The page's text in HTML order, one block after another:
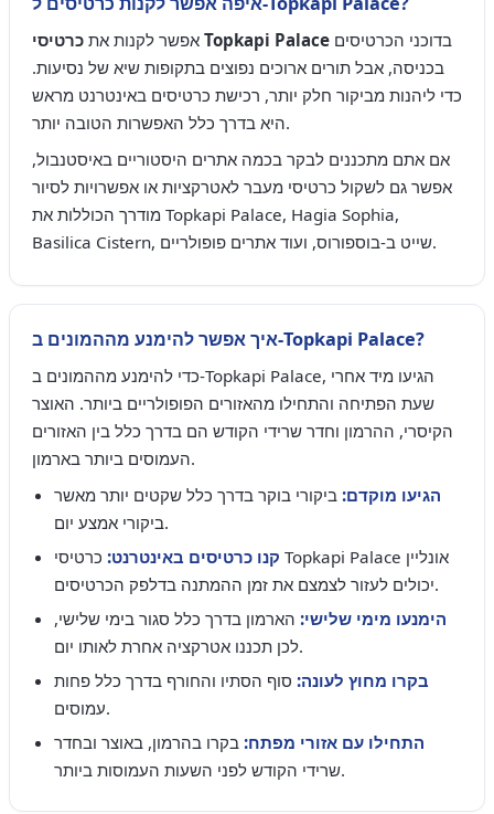
אפשר לקנות את כרטיסי Topkapi Palace
בכניסה, אבל תורים ארוכים נפוצים בתקופות שיא של נסיעות.
כדי ליהנות מביקור חלק יותר, רכישת כרטיסים באינטרנט מראש
היא בדרך כלל האפשרות הטובה יותר.
אם אתם מתכננים לבקר בכמה אתרים היסטוריים באיסטנבול,
אפשר גם לשקול כרטיסי מעבר לאטרקציות או אפשרויות לסיור
מודרך הכוללות את Topkapi Palace, Hagia Sophia,
Basilica Cistern, שייט ב-בוספורוס, ועוד אתרים פופולריים.
איך אפשר להימנע מההמונים ב-Topkapi Palace?
כדי להימנע מההמונים ב-Topkapi Palace, הגיעו מיד אחרי
שעת הפתיחה והתחילו מהאזורים הפופולריים ביותר. האוצר
הקיסרי, ההרמון וחדר שרידי הקודש הם בדרך כלל בין האזורים
העמוסים ביותר בארמון.
הגיעו מוקדם: ביקורי בוקר בדרך כלל שקטים יותר מאשר
ביקורי אמצע יום.
קנו כרטיסים באינטרנט: כרטיסי Topkapi Palace אונליין
יכולים לעזור לצמצם את זמן ההמתנה בדלפק הכרטיסים.
הימנעו מימי שלישי: הארמון בדרך כלל סגור בימי שלישי,
לכן תכננו אטרקציה אחרת לאותו יום.
בקרו מחוץ לעונה: סוף הסתיו והחורף בדרך כלל פחות
עמוסים.
התחילו עם אזורי מפתח: בקרו בהרמון, באוצר ובחדר
שרידי הקודש לפני השעות העמוסות ביותר.